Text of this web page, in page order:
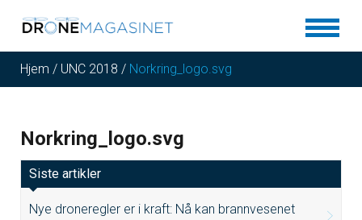
Hjem / UNC 2018 / Norkring_logo.svg
Norkring_logo.svg
Siste artikler
Nye droneregler er i kraft: Nå kan brannvesenet